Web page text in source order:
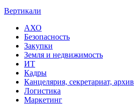
Вертикали
АХО
Безопасность
Закупки
Земля и недвижимость
ИТ
Кадры
Канцелярия, секретариат, архив
Логистика
Маркетинг